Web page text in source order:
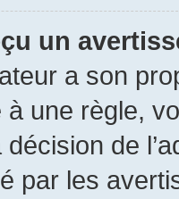
un
a son
une règle,
décision de
par les